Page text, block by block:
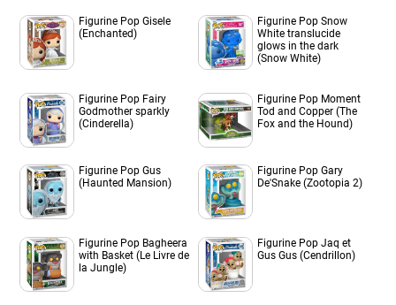
Figurine Pop Gisele
(Enchanted)
Figurine Pop Snow
White translucide
glows in the dark
(Snow White)
Figurine Pop Fairy
Godmother sparkly
(Cinderella)
Figurine Pop Moment
Tod and Copper (The
Fox and the Hound)
Figurine Pop Gus
(Haunted Mansion)
Figurine Pop Gary
De'Snake (Zootopia 2)
Figurine Pop Bagheera
with Basket (Le Livre de
la Jungle)
Figurine Pop Jaq et
Gus Gus (Cendrillon)